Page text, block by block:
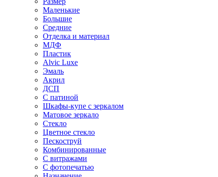
Маленькие
Большие
Средние
Отделка и материал
МДФ
Пластик
Alvic Luxe
Эмаль
Акрил
ДСП
С патиной
Шкафы-купе с зеркалом
Матовое зеркало
Стекло
Цветное стекло
Пескоструй
Комбинированные
С витражами
С фотопечатью